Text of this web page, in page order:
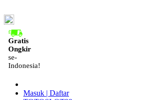
Gratis
Ongkir
se-
Indonesia!
Masuk | Daftar